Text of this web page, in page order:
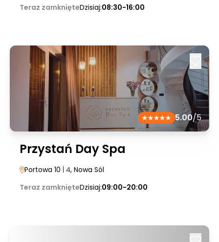
Teraz zamknięteDzisiaj:08:30-16:00
5.00/5
Przystań Day Spa
Portowa 10 | 4, Nowa Sól
Teraz zamknięteDzisiaj:09:00-20:00